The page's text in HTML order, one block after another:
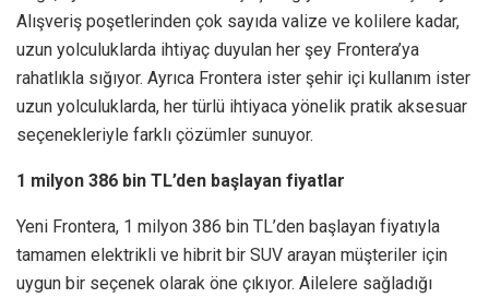
Alışveriş poşetlerinden çok sayıda valize ve kolilere kadar,
uzun yolculuklarda ihtiyaç duyulan her şey Frontera’ya
rahatlıkla sığıyor. Ayrıca Frontera ister şehir içi kullanım ister
uzun yolculuklarda, her türlü ihtiyaca yönelik pratik aksesuar
seçenekleriyle farklı çözümler sunuyor.
1 milyon 386 bin TL’den başlayan fiyatlar
Yeni Frontera, 1 milyon 386 bin TL’den başlayan fiyatıyla
tamamen elektrikli ve hibrit bir SUV arayan müşteriler için
uygun bir seçenek olarak öne çıkıyor. Ailelere sağladığı